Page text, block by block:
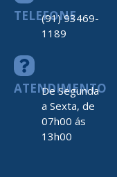
TELEFONE
(91) 93469-
1189
ATENDIMENTO
De Segunda
a Sexta, de
07h00 ás
13h00